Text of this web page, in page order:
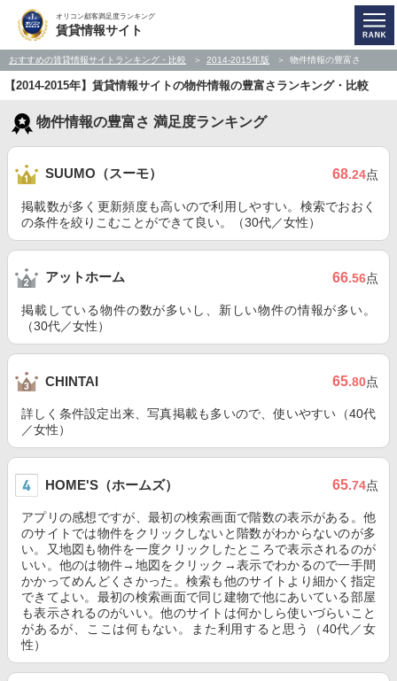
オリコン顧客満足度ランキング
賃貸情報サイト
おすすめの賃貸情報サイトランキング・比較 2014-2015年版 物件情報の豊富さ
【2014-2015年】賃貸情報サイトの物件情報の豊富さランキング・比較
物件情報の豊富さ 満足度ランキング
SUUMO（スーモ） 68.24点
掲載数が多く更新頻度も高いので利用しやすい。検索でおおく
の条件を絞りこむことができて良い。（30代／女性）
アットホーム 66.56点
掲載している物件の数が多いし、新しい物件の情報が多い。
（30代／女性）
CHINTAI 65.80点
詳しく条件設定出来、写真掲載も多いので、使いやすい（40代
／女性）
HOME'S（ホームズ） 65.74点
アプリの感想ですが、最初の検索画面で階数の表示がある。他
のサイトでは物件をクリックしないと階数がわからないのが多
い。又地図も物件を一度クリックしたところで表示されるのが
いい。他のは物件→地図をクリック→表示でわかるので一手間
かかってめんどくさかった。検索も他のサイトより細かく指定
できてよい。最初の検索画面で同じ建物で他にあいている部屋
も表示されるのがいい。他のサイトは何かしら使いづらいこと
があるが、ここは何もない。また利用すると思う（40代／女
性）